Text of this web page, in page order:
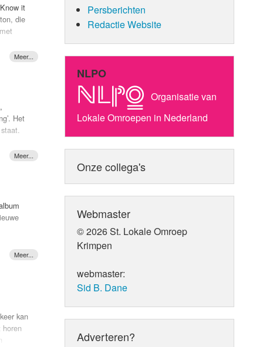
it
die
I).
Het
als
de
niet
zij
die
op
the
Left
kan
Persberichten
Redactie Website
NLPO
Organisatie van
Lokale Omroepen in Nederland
Onze collega's
Webmaster
© 2026 St. Lokale Omroep
Krimpen
webmaster:
Sid B. Dane
Adverteren?